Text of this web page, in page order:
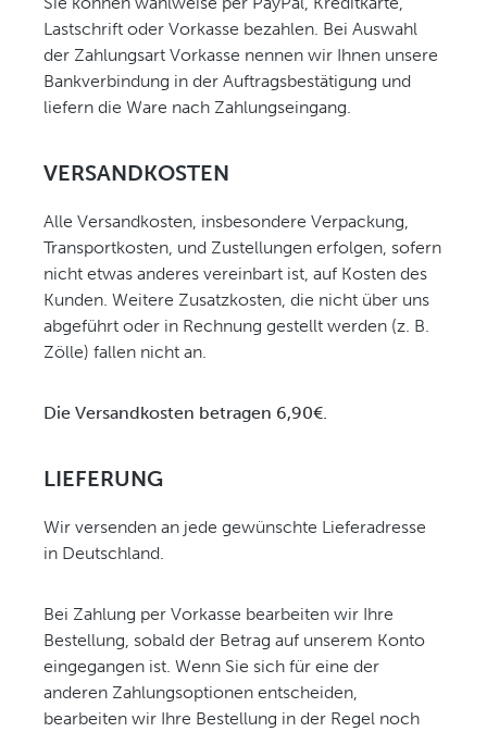
Lastschrift oder Vorkasse bezahlen. Bei Auswahl
der Zahlungsart Vorkasse nennen wir Ihnen unsere
Bankverbindung in der Auftragsbestätigung und
liefern die Ware nach Zahlungseingang.
VERSANDKOSTEN
Alle Versandkosten, insbesondere Verpackung,
Transportkosten, und Zustellungen erfolgen, sofern
nicht etwas anderes vereinbart ist, auf Kosten des
Kunden. Weitere Zusatzkosten, die nicht über uns
abgeführt oder in Rechnung gestellt werden (z. B.
Zölle) fallen nicht an.
Die Versandkosten betragen 6,90€
LIEFERUNG
Wir versenden an jede gewünschte Lieferadresse
in Deutschland.
Bei Zahlung per Vorkasse bearbeiten wir Ihre
Bestellung, sobald der Betrag auf unserem Konto
eingegangen ist. Wenn Sie sich für eine der
anderen Zahlungsoptionen entscheiden,
bearbeiten wir Ihre Bestellung in der Regel noch